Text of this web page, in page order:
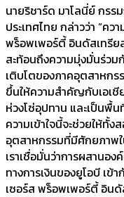
นายริชาร์ด มาโลนี่ย์ กรร
ประเทศไทย กล่าวว่า “ค
พร็อพเพอร์ตี้ อินดัสเทรีย
สะท้อนถึงความมุ่งมั่นร่วม
เติบโตของภาคอุตสาหก
ขึ้นให้ความสำคัญกับเอเชี
ห่วงโซ่อุปทาน และเป็นพื้
ความเข้าใจนี้จะช่วยให้ทั้
อุตสาหกรรมที่มีศักยภาพ
เราเชื่อมั่นว่าการผสานอ
ทางการเงินของยูโอบี เ
เซอร์ส พร็อพเพอร์ตี้ อินดั